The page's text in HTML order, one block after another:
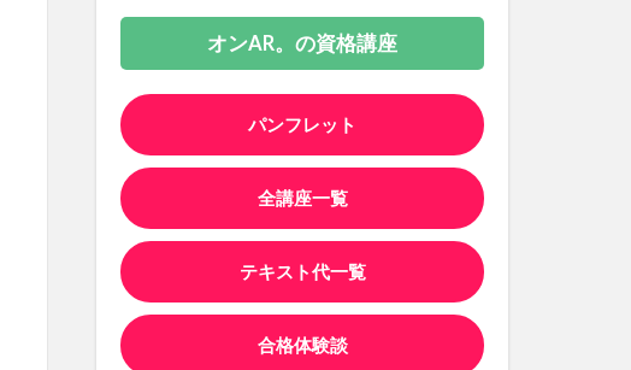
オンAR。の資格講座
パンフレット
全講座一覧
テキスト代一覧
合格体験談